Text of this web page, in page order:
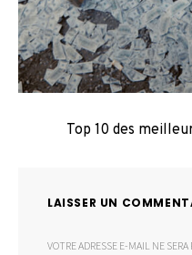
Top 10 des
LAISSER UN
VOTRE ADRESSE E-MAIL NE SERA